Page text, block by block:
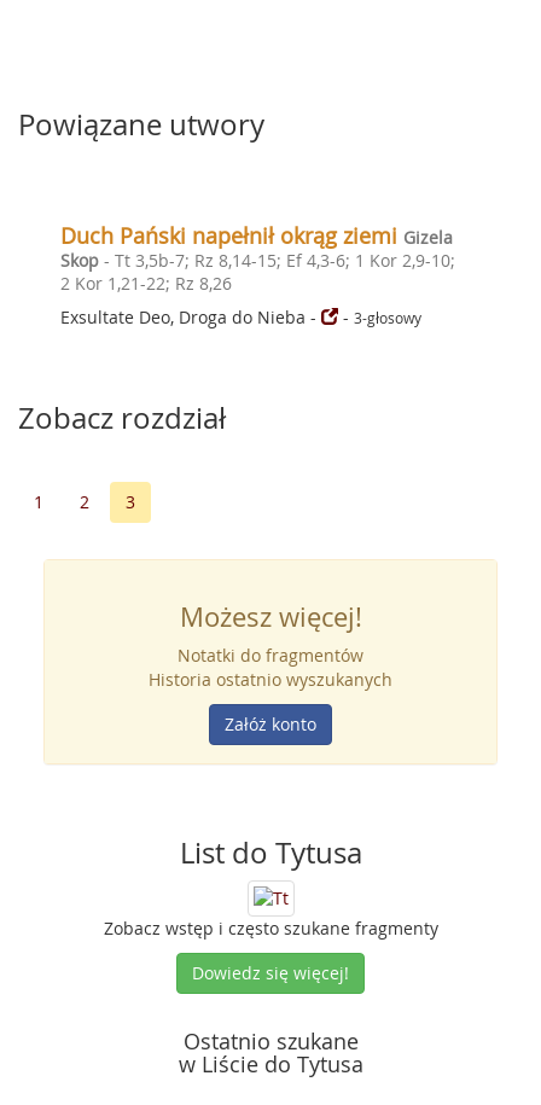
Powiązane utwory
Duch Pański napełnił okrąg ziemi Gizela
Skop - Tt 3,5b-7; Rz 8,14-15; Ef 4,3-6; 1 Kor 2,9-10;
2 Kor 1,21-22; Rz 8,26
Exsultate Deo, Droga do Nieba - - 3-głosowy
Zobacz rozdział
1 2 3
Możesz więcej!
Notatki do fragmentów
Historia ostatnio wyszukanych
Załóż konto
List do Tytusa
Zobacz wstęp i często szukane fragmenty
Dowiedz się więcej!
Ostatnio szukane
w Liście do Tytusa